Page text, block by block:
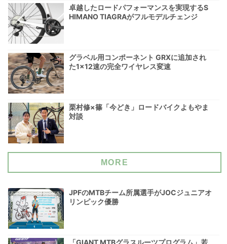
卓越したロードパフォーマンスを実現するS
HIMANO TIAGRAがフルモデルチェンジ
グラベル用コンポーネント GRXに追加され
た1×12速の完全ワイヤレス変速
栗村修×篠「今どき」ロードバイクよもやま
対談
MORE
JPFのMTBチーム所属選手がJOCジュニアオ
リンピック優勝